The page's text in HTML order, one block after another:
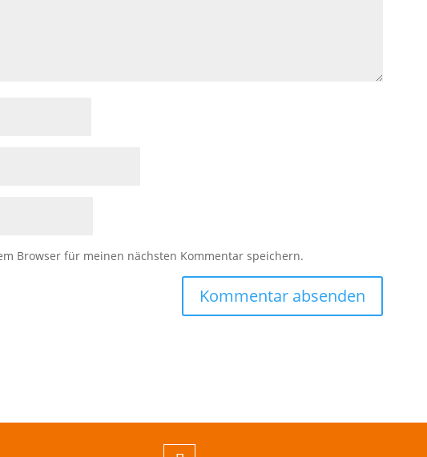
Browser für meinen nächsten Kommentar speichern.